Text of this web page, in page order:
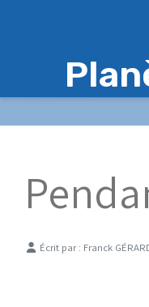
DétailsÉcrit par : Franck